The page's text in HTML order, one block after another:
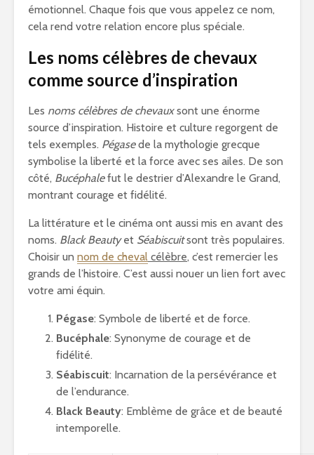
émotionnel. Chaque fois que vous appelez ce nom,
cela rend votre relation encore plus spéciale.
Les noms célèbres de chevaux
comme source d’inspiration
Les noms célèbres de chevauxsont une énorme
source d’inspiration. Histoire et culture regorgent de
tels exemples. Pégasede la mythologie grecque
symbolise la liberté et la force avec ses ailes. De son
côté, Bucéphalefut le destrier d’Alexandre le Grand,
montrant courage et fidélité.
La littérature et le cinéma ont aussi mis en avant des
noms. Black Beautyet Séabiscuitsont très populaires.
Choisir un nom de cheval célèbre, c’est remercier les
grands de l’histoire. C’est aussi nouer un lien fort avec
votre ami équin.
Pégase: Symbole de liberté et de force.
Bucéphale: Synonyme de courage et de
fidélité.
Séabiscuit: Incarnation de la persévérance et
de l’endurance.
Black Beauty: Emblème de grâce et de beauté
intemporelle.